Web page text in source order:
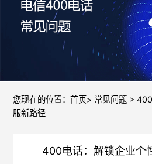
您现在的位置： 首页> 常见问题> 400
服新路径
400电话：解锁企业个